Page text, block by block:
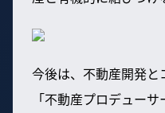
今後は、不動産開発と
「不動産プロデュー